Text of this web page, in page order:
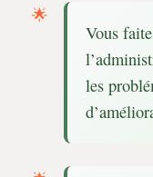
Vous
les